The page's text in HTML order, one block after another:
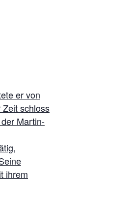
er von
schloss
Martin-
ihrem